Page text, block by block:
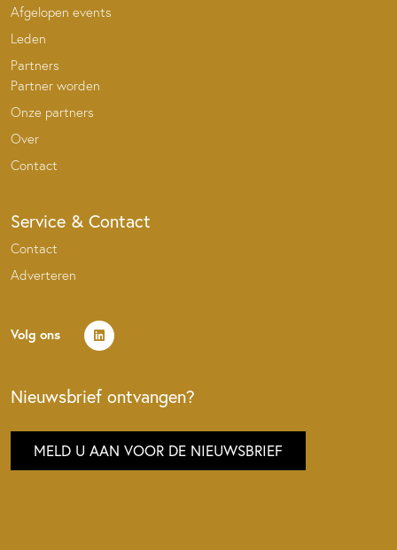
Afgelopen events
Leden
Partners
Partner worden
Onze partners
Over
Contact
Service & Contact
Contact
Adverteren
Volg ons
Nieuwsbrief ontvangen?
MELD U AAN VOOR DE NIEUWSBRIEF